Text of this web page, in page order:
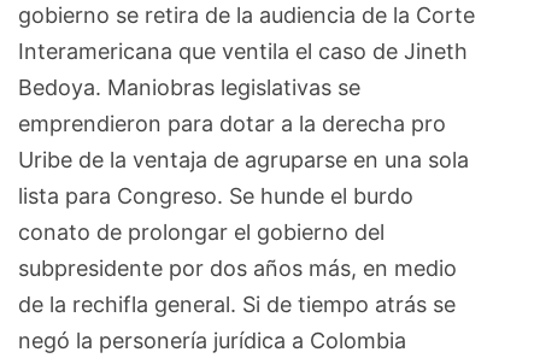
gobierno se retira de la audiencia de la Corte
Interamericana que ventila el caso de Jineth
Bedoya. Maniobras legislativas se
emprendieron para dotar a la derecha pro
Uribe de la ventaja de agruparse en una sola
lista para Congreso. Se hunde el burdo
conato de prolongar el gobierno del
subpresidente por dos años más, en medio
de la rechifla general. Si de tiempo atrás se
negó la personería jurídica a Colombia